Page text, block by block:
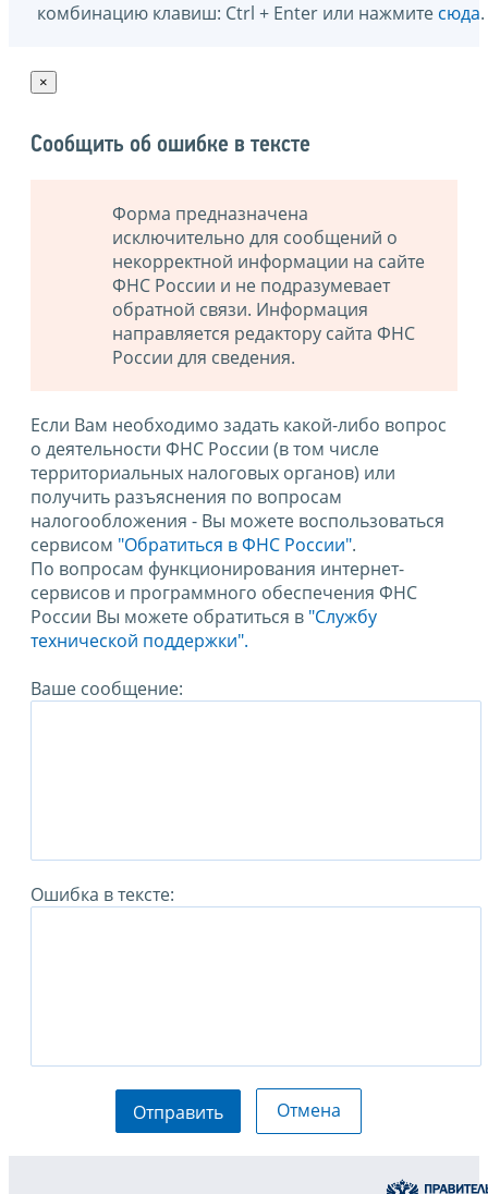
комбинацию клавиш: Ctrl + Enter или нажмите сюда.
×
Сообщить об ошибке в тексте
Форма предназначена
исключительно для сообщений о
некорректной информации на сайте
ФНС России и не подразумевает
обратной связи. Информация
направляется редактору сайта ФНС
России для сведения.
Если Вам необходимо задать какой-либо вопрос
о деятельности ФНС России (в том числе
территориальных налоговых органов) или
получить разъяснения по вопросам
налогообложения - Вы можете воспользоваться
сервисом "Обратиться в ФНС России".
По вопросам функционирования интернет-
сервисов и программного обеспечения ФНС
России Вы можете обратиться в "Службу
технической поддержки".
Ваше сообщение:
Ошибка в тексте:
Отправить Отмена